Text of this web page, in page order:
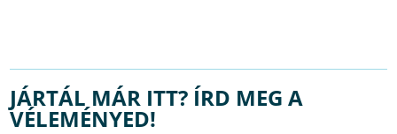
JÁRTÁL MÁR ITT? ÍRD MEG A
VÉLEMÉNYED!